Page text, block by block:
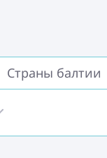
Страны балтии